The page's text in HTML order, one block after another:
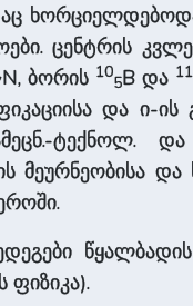
ცენტრის
N, ბორის 10
5B და 11
და ი-ის
ტექნოლ.
მეურნეობისა
ფიზიკა).